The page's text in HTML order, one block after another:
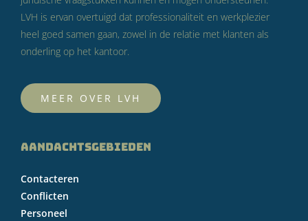
LVH is ervan overtuigd dat professionaliteit en werkplezier
heel goed samen gaan, zowel in de relatie met klanten als
onderling op het kantoor.
MEER OVER LVH
AANDACHTSGEBIEDEN
Contacteren
Conflicten
Personeel